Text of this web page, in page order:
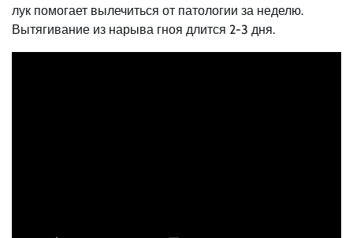
лук помогает вылечиться от патологии за неделю.
Вытягивание из нарыва гноя длится 2-3 дня.